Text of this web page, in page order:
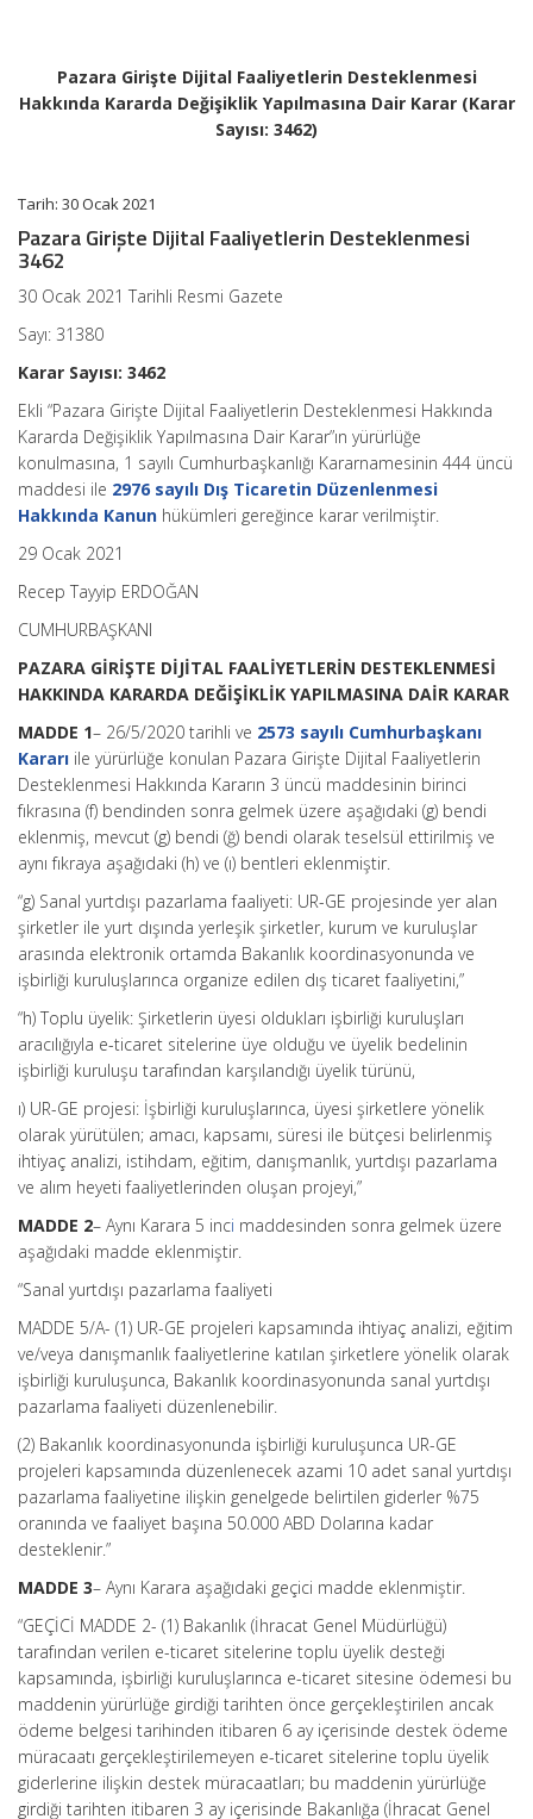
Pazara Girişte Dijital Faaliyetlerin Desteklenmesi
Hakkında Kararda Değişiklik Yapılmasına Dair Karar (Karar
Sayısı: 3462)
Tarih: 30 Ocak 2021
Pazara Girişte Dijital Faaliyetlerin Desteklenmesi
3462
30 Ocak 2021 Tarihli Resmi Gazete
Sayı: 31380
Karar Sayısı: 3462
Ekli “Pazara Girişte Dijital Faaliyetlerin Desteklenmesi Hakkında
Kararda Değişiklik Yapılmasına Dair Karar”ın yürürlüğe
konulmasına, 1 sayılı Cumhurbaşkanlığı Kararnamesinin 444 üncü
maddesi ile 2976 sayılı Dış Ticaretin Düzenlenmesi
Hakkında Kanun hükümleri gereğince karar verilmiştir.
29 Ocak 2021
Recep Tayyip ERDOĞAN
CUMHURBAŞKANI
PAZARA GİRİŞTE DİJİTAL FAALİYETLERİN DESTEKLENMESİ
HAKKINDA KARARDA DEĞİŞİKLİK YAPILMASINA DAİR KARAR
MADDE 1– 26/5/2020 tarihli ve 2573 sayılı Cumhurbaşkanı
Kararı ile yürürlüğe konulan Pazara Girişte Dijital Faaliyetlerin
Desteklenmesi Hakkında Kararın 3 üncü maddesinin birinci
fıkrasına (f) bendinden sonra gelmek üzere aşağıdaki (g) bendi
eklenmiş, mevcut (g) bendi (ğ) bendi olarak teselsül ettirilmiş ve
aynı fıkraya aşağıdaki (h) ve (ı) bentleri eklenmiştir.
“g) Sanal yurtdışı pazarlama faaliyeti: UR-GE projesinde yer alan
şirketler ile yurt dışında yerleşik şirketler, kurum ve kuruluşlar
arasında elektronik ortamda Bakanlık koordinasyonunda ve
işbirliği kuruluşlarınca organize edilen dış ticaret faaliyetini,”
“h) Toplu üyelik: Şirketlerin üyesi oldukları işbirliği kuruluşları
aracılığıyla e-ticaret sitelerine üye olduğu ve üyelik bedelinin
işbirliği kuruluşu tarafından karşılandığı üyelik türünü,
ı) UR-GE projesi: İşbirliği kuruluşlarınca, üyesi şirketlere yönelik
olarak yürütülen; amacı, kapsamı, süresi ile bütçesi belirlenmiş
ihtiyaç analizi, istihdam, eğitim, danışmanlık, yurtdışı pazarlama
ve alım heyeti faaliyetlerinden oluşan projeyi,”
MADDE 2– Aynı Karara 5 inci maddesinden sonra gelmek üzere
aşağıdaki madde eklenmiştir.
“Sanal yurtdışı pazarlama faaliyeti
MADDE 5/A- (1) UR-GE projeleri kapsamında ihtiyaç analizi, eğitim
ve/veya danışmanlık faaliyetlerine katılan şirketlere yönelik olarak
işbirliği kuruluşunca, Bakanlık koordinasyonunda sanal yurtdışı
pazarlama faaliyeti düzenlenebilir.
(2) Bakanlık koordinasyonunda işbirliği kuruluşunca UR-GE
projeleri kapsamında düzenlenecek azami 10 adet sanal yurtdışı
pazarlama faaliyetine ilişkin genelgede belirtilen giderler %75
oranında ve faaliyet başına 50.000 ABD Dolarına kadar
desteklenir.”
MADDE 3– Aynı Karara aşağıdaki geçici madde eklenmiştir.
“GEÇİCİ MADDE 2- (1) Bakanlık (İhracat Genel Müdürlüğü)
tarafından verilen e-ticaret sitelerine toplu üyelik desteği
kapsamında, işbirliği kuruluşlarınca e-ticaret sitesine ödemesi bu
maddenin yürürlüğe girdiği tarihten önce gerçekleştirilen ancak
ödeme belgesi tarihinden itibaren 6 ay içerisinde destek ödeme
müracaatı gerçekleştirilemeyen e-ticaret sitelerine toplu üyelik
giderlerine ilişkin destek müracaatları; bu maddenin yürürlüğe
girdiği tarihten itibaren 3 ay içerisinde Bakanlığa (İhracat Genel